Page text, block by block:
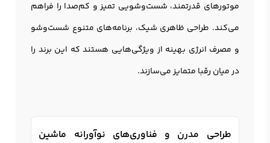
موتورهای قدرتمند، شست‌وشویی تمیز و کم‌صدا را فراهم
می‌کند. طراحی ظاهری شیک، برنامه‌های متنوع شست‌وشو
و مصرف انرژی بهینه از ویژگی‌هایی هستند که این برند را
در میان رقبا متمایز می‌سازند.
طراحی مدرن و فناوری‌های نوآورانه ماشین